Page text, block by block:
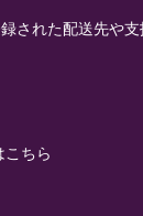
された配送先や
ちら